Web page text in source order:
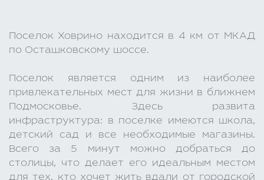
Поселок Ховрино находится в 4 км от МКАД
по Осташковскому шоссе.
Поселок является одним из наиболее
привлекательных мест для жизни в ближнем
Подмосковье. Здесь развита
инфраструктура: в поселке имеются школа,
детский сад и все необходимые магазины.
Всего за 5 минут можно добраться до
столицы, что делает его идеальным местом
для тех, кто хочет жить вдали от городской